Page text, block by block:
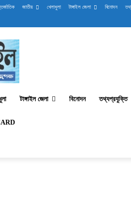
জাতীয় খেলাধুলা টাঙ্গাইল জেলা বিনোদন
টাঙ্গাইল জেলা বিনোদন তথ্যপ্রযুক্তি